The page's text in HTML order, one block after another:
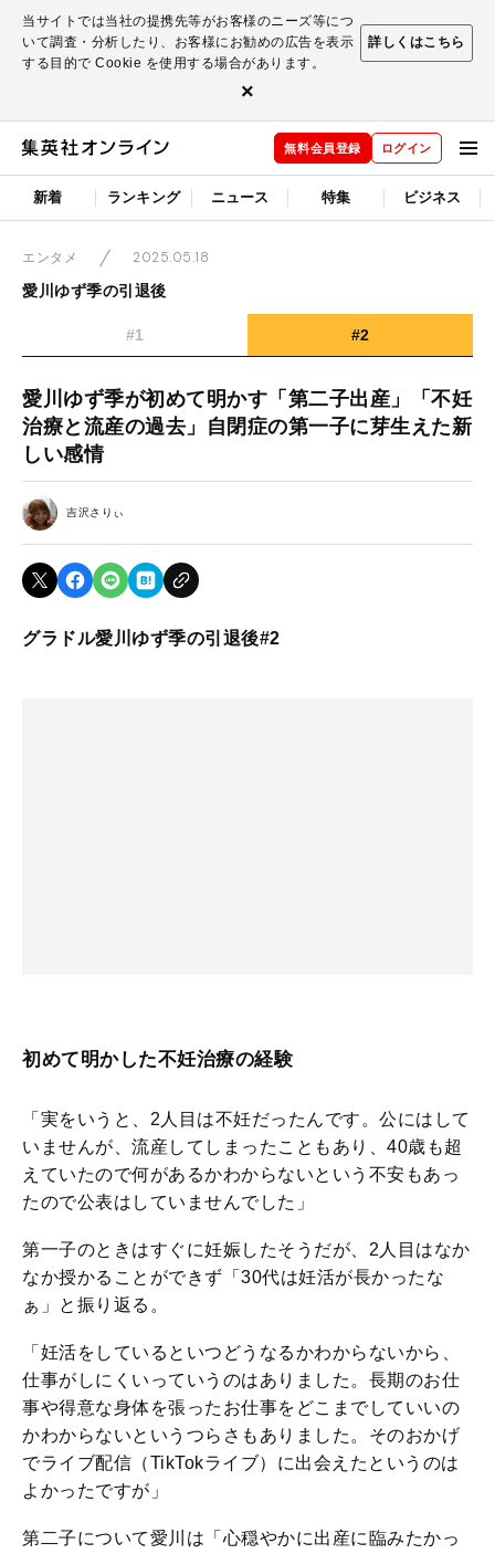
当サイトでは当社の提携先等がお客様のニーズ等につ
いて調査・分析したり、お客様にお勧めの広告を表示
する目的で Cookie を使用する場合があります。
詳しくはこちら
×
無料会員登録 ログイン
新着 ランキング ニュース 特集 ビジネス
エンタメ
2025.05.18
愛川ゆず季の引退後
#1 #2
愛川ゆず季が初めて明かす「第二子出産」「不妊
治療と流産の過去」自閉症の第一子に芽生えた新
しい感情
吉沢さりぃ
グラドル愛川ゆず季の引退後#2
初めて明かした不妊治療の経験
「実をいうと、2人目は不妊だったんです。公にはして
いませんが、流産してしまったこともあり、40歳も超
えていたので何があるかわからないという不安もあっ
たので公表はしていませんでした」
第一子のときはすぐに妊娠したそうだが、2人目はなか
なか授かることができず「30代は妊活が長かったな
ぁ」と振り返る。
「妊活をしているといつどうなるかわからないから、
仕事がしにくいっていうのはありました。長期のお仕
事や得意な身体を張ったお仕事をどこまでしていいの
かわからないというつらさもありました。そのおかげ
でライブ配信（TikTokライブ）に出会えたというのは
よかったですが」
第二子について愛川は「心穏やかに出産に臨みたかっ